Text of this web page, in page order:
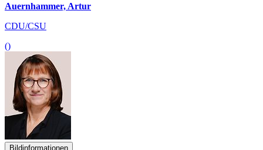
Auernhammer, Artur
CDU/CSU
()
Bildinformationen